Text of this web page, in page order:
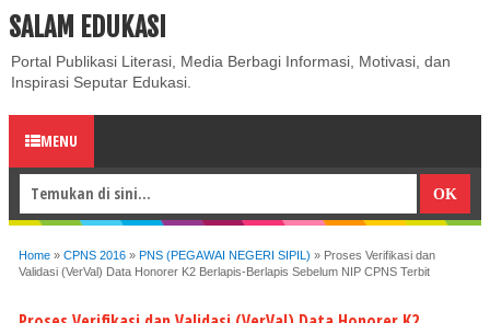
ABOUT CONTACT US
SALAM EDUKASI
Portal Publikasi Literasi, Media Berbagi Informasi, Motivasi, dan
Inspirasi Seputar Edukasi.
MENU
Home » CPNS 2016 » PNS (PEGAWAI NEGERI SIPIL) » Proses Verifikasi dan
Validasi (VerVal) Data Honorer K2 Berlapis-Berlapis Sebelum NIP CPNS Terbit